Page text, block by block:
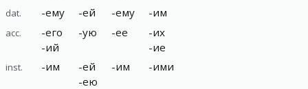
dat. -ему -ей -ему -им
acc. -его
-ий
-ую -ее -их
-ие
inst. -им -ей
-ею
-им -ими